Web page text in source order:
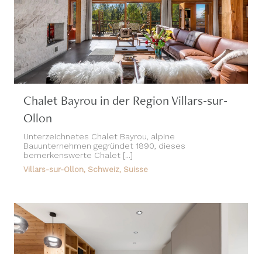
Chalet Bayrou in der Region Villars-sur-
Ollon
Unterzeichnetes Chalet Bayrou, alpine
Bauunternehmen gegründet 1890, dieses
bemerkenswerte Chalet [...]
Villars-sur-Ollon, Schweiz, Suisse